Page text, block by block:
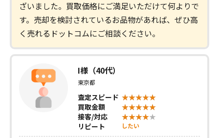
ざいました。買取価格にご満足いただけて何よりで
す。売却を検討されているお品物があれば、ぜひ高
く売れるドットコムにご相談ください。
I様（40代）
東京都
査定スピード
買取金額
接客/対応
リピート
したい